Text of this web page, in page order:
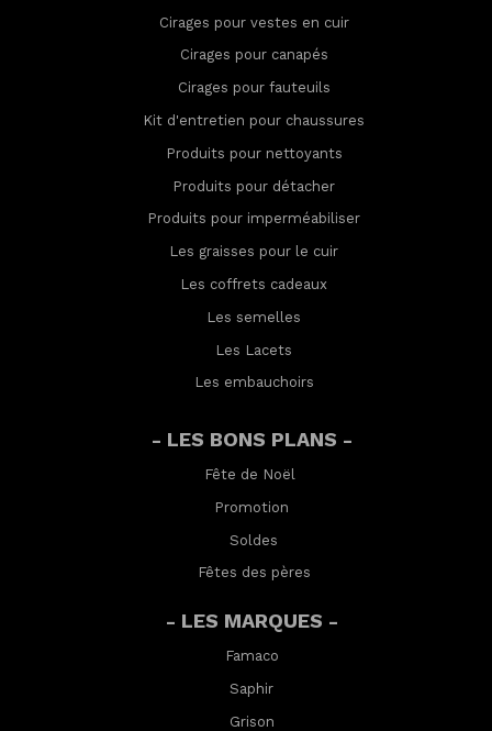
Cirages pour vestes en cuir
Cirages pour canapés
Cirages pour fauteuils
Kit d'entretien pour chaussures
Produits pour nettoyants
Produits pour détacher
Produits pour imperméabiliser
Les graisses pour le cuir
Les coffrets cadeaux
Les semelles
Les Lacets
Les embauchoirs
- LES BONS PLANS -
Fête de Noël
Promotion
Soldes
Fêtes des pères
- LES MARQUES -
Famaco
Saphir
Grison